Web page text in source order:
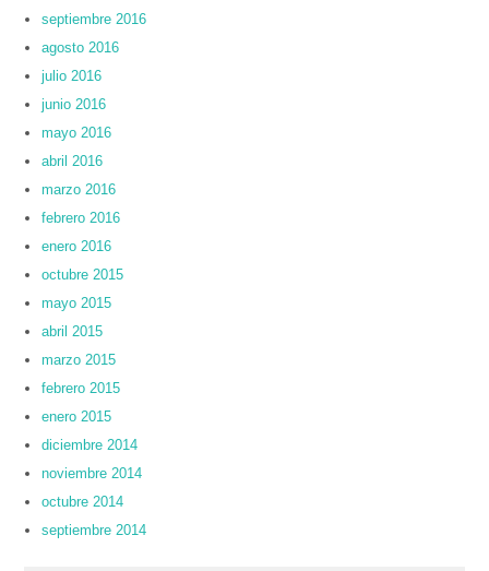
septiembre 2016
agosto 2016
julio 2016
junio 2016
mayo 2016
abril 2016
marzo 2016
febrero 2016
enero 2016
octubre 2015
mayo 2015
abril 2015
marzo 2015
febrero 2015
enero 2015
diciembre 2014
noviembre 2014
octubre 2014
septiembre 2014